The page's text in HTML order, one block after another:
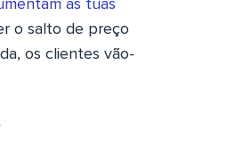
as tuas
o salto de preço
os clientes vão-